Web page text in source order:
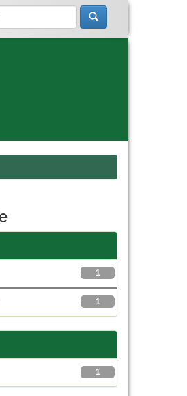
1
1
1